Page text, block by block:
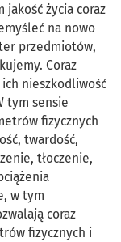
jakość życia coraz
na nowo
przedmiotów,
Coraz
nieszkodliwość
tym sensie
fizycznych
twardość,
tłoczenie,
w tym
coraz
fizycznych i